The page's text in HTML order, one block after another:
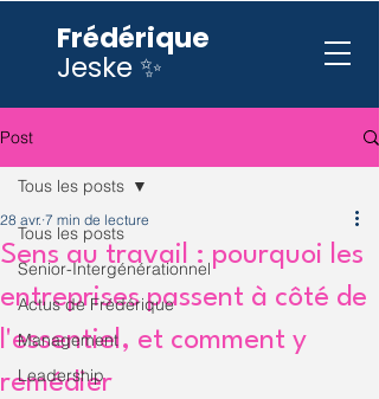
Frédérique
Jeske ✨
Post
Tous les posts
Senior-Intergénérationnel
Actus de Frédérique
Management
Leadership
Tous les posts
Sens au travail : pourquoi les
entreprises passent à côté de
l'essentiel, et comment y
remédier
28 avr. 7 min de lecture